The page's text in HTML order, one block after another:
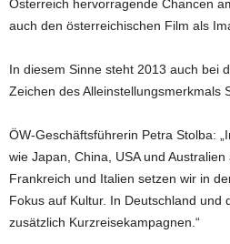
Österreich hervorragende Chancen
auch den österreichischen Film als
In diesem Sinne steht 2013 auch bei
Zeichen des Alleinstellungsmerkmals
ÖW-Geschäftsführerin Petra Stolba:
wie Japan, China, USA und Australien
Frankreich und Italien setzen wir in
Fokus auf Kultur. In Deutschland und
zusätzlich Kurzreisekampagnen.“